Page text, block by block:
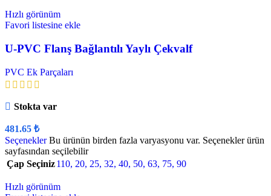
Hızlı görünüm
Favori listesine ekle
U-PVC Flanş Bağlantılı Yaylı Çekvalf
PVC Ek Parçaları
Stokta var
481.65 ₺
Seçenekler Bu ürünün birden fazla varyasyonu var. Seçenekler ürün
sayfasından seçilebilir
Çap Seçiniz110, 20, 25, 32, 40, 50, 63, 75, 90
Hızlı görünüm